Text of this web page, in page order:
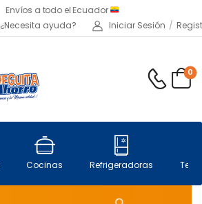
Envíos a todo el Ecuador
¿Necesita ayuda? Iniciar Sesión /
0
Cocinas Refrigeradoras